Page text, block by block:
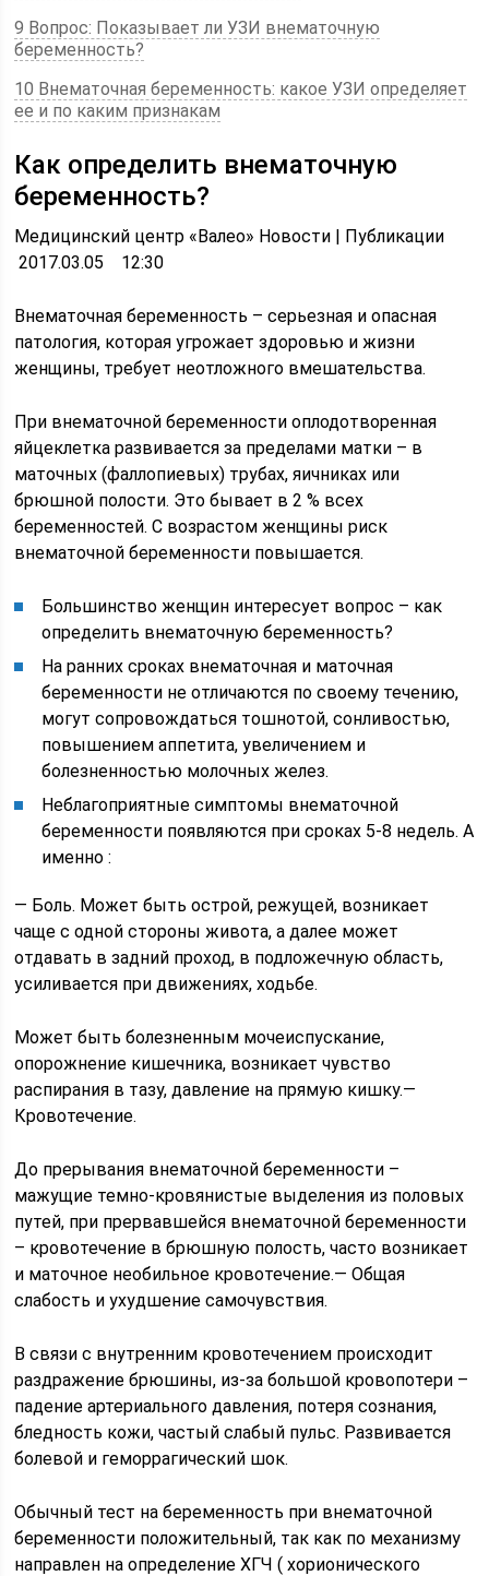
9 Вопрос: Показывает ли УЗИ внематочную
беременность?
10 Внематочная беременность: какое УЗИ определяет
ее и по каким признакам
Как определить внематочную
беременность?
Медицинский центр «Валео» Новости | Публикации
2017.03.05 12:30
Внематочная беременность – серьезная и опасная
патология, которая угрожает здоровью и жизни
женщины, требует неотложного вмешательства.
При внематочной беременности оплодотворенная
яйцеклетка развивается за пределами матки – в
маточных (фаллопиевых) трубах, яичниках или
брюшной полости. Это бывает в 2 % всех
беременностей. С возрастом женщины риск
внематочной беременности повышается.
Большинство женщин интересует вопрос – как
определить внематочную беременность?
На ранних сроках внематочная и маточная
беременности не отличаются по своему течению,
могут сопровождаться тошнотой, сонливостью,
повышением аппетита, увеличением и
болезненностью молочных желез.
Неблагоприятные симптомы внематочной
беременности появляются при сроках 5-8 недель. А
именно :
— Боль. Может быть острой, режущей, возникает
чаще с одной стороны живота, а далее может
отдавать в задний проход, в подложечную область,
усиливается при движениях, ходьбе.
Может быть болезненным мочеиспускание,
опорожнение кишечника, возникает чувство
распирания в тазу, давление на прямую кишку.—
Кровотечение.
До прерывания внематочной беременности –
мажущие темно-кровянистые выделения из половых
путей, при прервавшейся внематочной беременности
– кровотечение в брюшную полость, часто возникает
и маточное необильное кровотечение.— Общая
слабость и ухудшение самочувствия.
В связи с внутренним кровотечением происходит
раздражение брюшины, из-за большой кровопотери –
падение артериального давления, потеря сознания,
бледность кожи, частый слабый пульс. Развивается
болевой и геморрагический шок.
Обычный тест на беременность при внематочной
беременности положительный, так как по механизму
направлен на определение ХГЧ ( хорионического